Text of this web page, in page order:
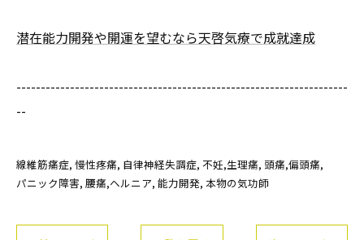
潜在能力開発や開運を望むなら天啓気療で成就達成
--------------------------------------------------------------------
--
線維筋痛症 慢性疼痛 自律神経失調症 不妊,生理痛 頭痛,偏頭痛
パニック障害 腰痛,ヘルニア 能力開発 本物の気功師